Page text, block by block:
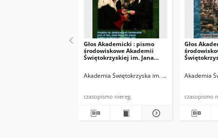
Głos Akademicki : pismo
środowiskowe Akademii
Świętokrzyskiej im. Jana
2007, R. XIV, nr 3 (52) :
listopad 2007
Akademia Świętokrzyska im. Jana
czasopismo niereg.
Głos
2008, R.
2008
Akademia